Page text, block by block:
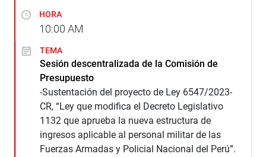
HORA
10:00 AM
TEMA
Sesión descentralizada de la Comisión de
Presupuesto
-Sustentación del proyecto de Ley 6547/2023-
CR, “Ley que modifica el Decreto Legislativo
1132 que aprueba la nueva estructura de
ingresos aplicable al personal militar de las
Fuerzas Armadas y Policial Nacional del Perú”.